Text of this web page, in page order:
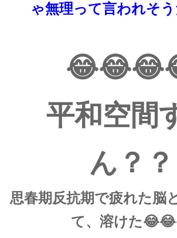
ゃ無理って言われそう
平和空間
ん？？
思春期反抗期で疲れた脳
て、溶けた